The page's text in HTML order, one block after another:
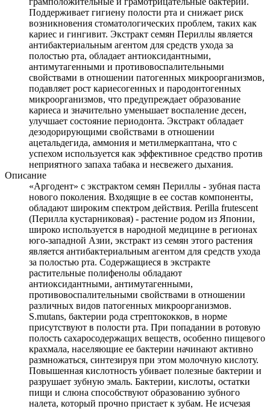
Поддерживает гигиену полости рта и снижает риск
возникновения стоматологических проблем, таких как
кариес и гингивит. Экстракт семян Периллы является
антибактериальным агентом для средств ухода за
полостью рта, обладает антиоксидантными,
антимутагенными и противовоспалительными
свойствами в отношении патогенных микроорганизмов,
подавляет рост кариесогенных и пародонтогенных
микроорганизмов, что предупреждает образование
кариеса и значительно уменьшает воспаление десен,
улучшает состояние периодонта. Экстракт обладает
дезодорирующими свойствами в отношении
ацетальдегида, аммония и метилмеркаптана, что с
успехом используется как эффективное средство против
неприятного запаха табака и несвежего дыхания.
Описание
«Аргодент» с экстрактом семян Периллы - зубная паста
нового поколения. Входящие в ее состав компоненты,
обладают широким спектром действия. Perilla frutescent
(Перилла кустарниковая) - растение родом из Японии,
широко используется в народной медицине в регионах
юго-западной Азии, экстракт из семян этого растения
является антибактериальным агентом для средств ухода
за полостью рта. Содержащиеся в экстракте
растительные полифенолы обладают
антиоксидантными, антимутагенными,
противовоспалительными свойствами в отношении
различных видов патогенных микроорганизмов.
S.mutans, бактерии рода стрептококков, в норме
присутствуют в полости рта. При попадании в ротовую
полость сахаросодержащих веществ, особенно пищевого
крахмала, населяющие ее бактерии начинают активно
размножаться, синтезируя при этом молочную кислоту.
Повышенная кислотность убивает полезные бактерии и
разрушает зубную эмаль. Бактерии, кислоты, остатки
пищи и слюна способствуют образованию зубного
налета, который прочно пристает к зубам. Не исчезая